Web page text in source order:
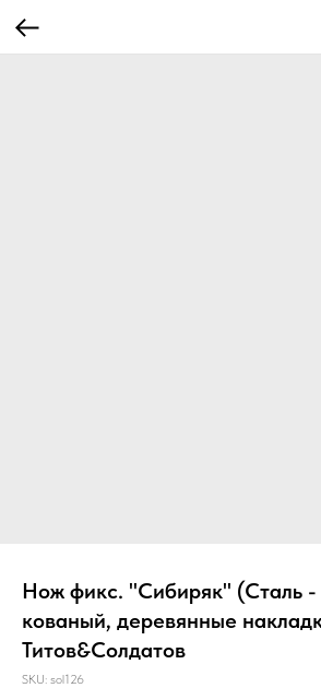
Нож фикс. "Сибиряк" (Сталь -
кованый, деревянные
Титов&Солдатов
SKU: sol126